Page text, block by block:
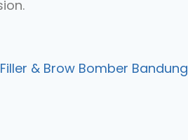
& Brow Bomber Bandung